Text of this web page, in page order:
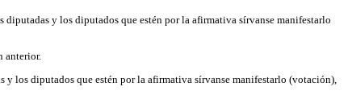
diputadas y los diputados que estén por la afirmativa sírvanse manifestarlo
anterior.
y los diputados que estén por la afirmativa sírvanse manifestarlo (votación),